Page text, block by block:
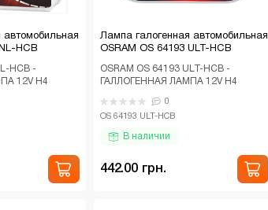
автомобильная
HCB
HCB -
12V H4
НА ..
Лампа галогенная автомобильная
OSRAM OS 64193 ULT-HCB
OSRAM OS 64193 ULT-HCB -
ГАЛЛОГЕННАЯ ЛАМПА 12V H4
УВЕЛИЧЕННЫМ СРОКОМ СЛУЖБЫ..
0
OS 64193 ULT-HCB
В наличии
442.00 грн.